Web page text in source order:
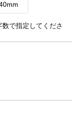
で指定してくださ